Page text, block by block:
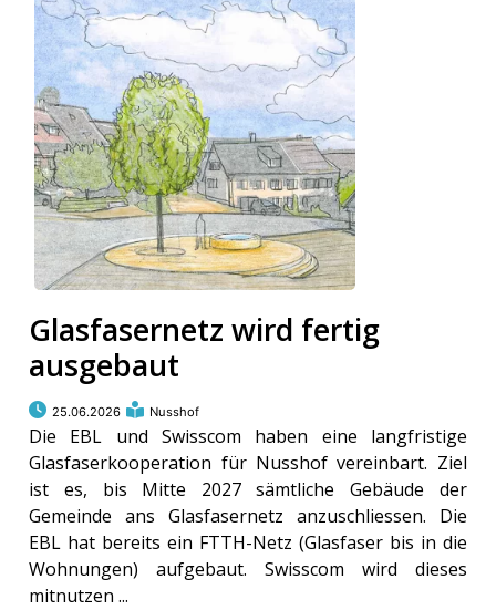
Glasfasernetz wird fertig
ausgebaut
25.06.2026 Nusshof
Die EBL und Swisscom haben eine langfristige
Glasfaserkooperation für Nusshof vereinbart. Ziel
ist es, bis Mitte 2027 sämtliche Gebäude der
Gemeinde ans Glasfasernetz anzuschliessen. Die
EBL hat bereits ein FTTH-Netz (Glasfaser bis in die
Wohnungen) aufgebaut. Swisscom wird dieses
mitnutzen ...